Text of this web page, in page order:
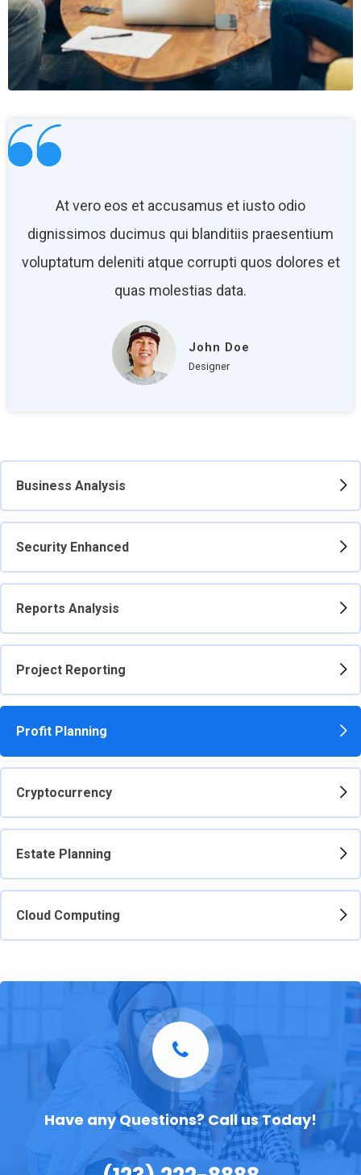
At vero eos et accusamus et iusto odio
dignissimos ducimus qui blanditiis praesentium
voluptatum deleniti atque corrupti quos dolores et
quas molestias data.
John Doe
Designer
Business Analysis
Security Enhanced
Reports Analysis
Project Reporting
Profit Planning
Cryptocurrency
Estate Planning
Cloud Computing
Have any Questions? Call us Today!